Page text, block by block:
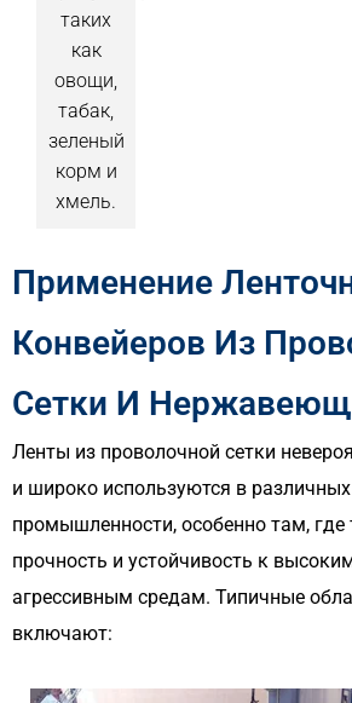
таких
как
овощи,
табак,
зеленый
корм и
хмель.
Применение
Конвейеров Из
Сетки И
Ленты из проволочной сетки
и широко используются в
промышленности, особенно там, где
прочность и устойчивость к
агрессивным средам. Типичные
включают: